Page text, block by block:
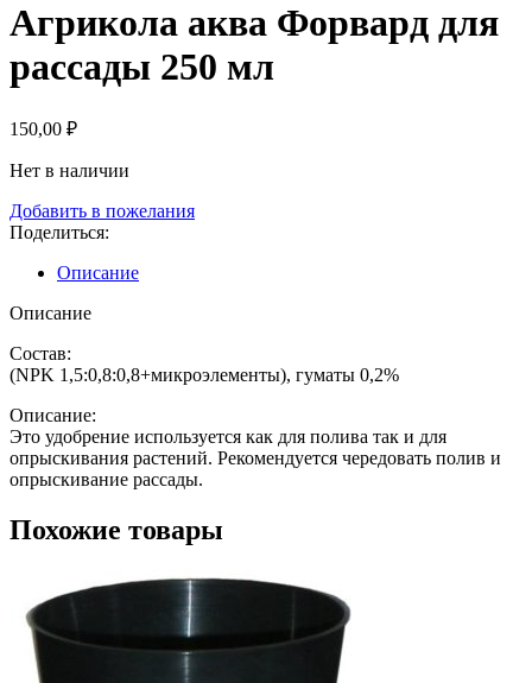
Агрикола аква Форвард для
рассады 250 мл
150,00 ₽
Нет в наличии
Добавить в пожелания
Поделиться:
Описание
Описание
Состав:
(NPK 1,5:0,8:0,8+микроэлементы), гуматы 0,2%
Описание:
Это удобрение используется как для полива так и для
опрыскивания растений. Рекомендуется чередовать полив и
опрыскивание рассады.
Похожие товары